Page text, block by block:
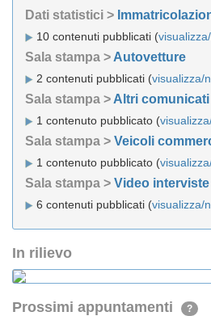
Dati statistici >
10 contenuti pubblicati (
Sala stampa > Autovetture
2 contenuti pubblicati (visualizza/
Sala stampa > Altri comunicati
1 contenuto pubblicato (
Sala stampa > Veicoli
1 contenuto pubblicato (
Sala stampa > Video interviste
6 contenuti pubblicati (visualizza/
In rilievo
Prossimi appuntamenti ?